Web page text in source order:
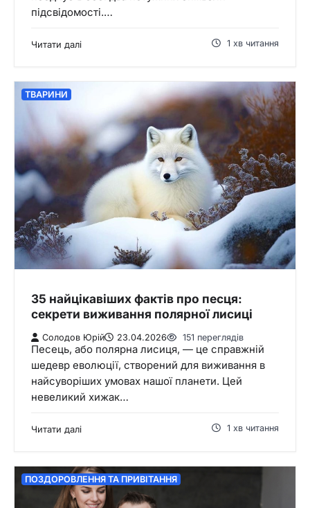
підсвідомості.…
Читати далі 1 хв читання
ТВАРИНИ
35 найцікавіших фактів про песця:
секрети виживання полярної лисиці
Солодов Юрій 23.04.2026 151 переглядів
Песець, або полярна лисиця, — це справжній
шедевр еволюції, створений для виживання в
найсуворіших умовах нашої планети. Цей
невеликий хижак…
Читати далі 1 хв читання
ПОЗДОРОВЛЕННЯ ТА ПРИВІТАННЯ